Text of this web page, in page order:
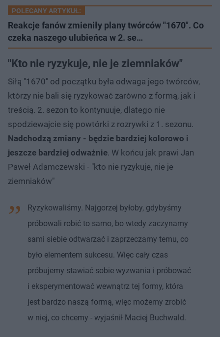
POLECANY ARTYKUŁ:
Reakcje fanów zmieniły plany twórców "1670". Co
czeka naszego ulubieńca w 2. se…
"Kto nie ryzykuje, nie je ziemniaków"
Siłą "1670" od początku była odwaga jego twórców,
którzy nie bali się ryzykować zarówno z formą, jak i
treścią. 2. sezon to kontynuuje, dlatego nie
spodziewajcie się powtórki z rozrywki z 1. sezonu.
Nadchodzą zmiany - będzie bardziej kolorowo i
jeszcze bardziej odważnie. W końcu jak prawi Jan
Paweł Adamczewski - "kto nie ryzykuje, nie je
ziemniaków"
Ryzykowaliśmy. Najgorzej byłoby, gdybyśmy
próbowali robić to samo, bo wtedy zaczynamy
sami siebie odtwarzać i zaprzeczamy temu, co
było elementem sukcesu. Więc cały czas
próbujemy stawiać sobie wyzwania i próbować
i eksperymentować wewnątrz tej formy, która
jest bardzo naszą formą, więc możemy zrobić
w niej, co chcemy - wyjaśnił Maciej Buchwald.